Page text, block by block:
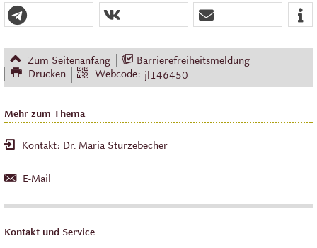
Zum Seitenanfang
Barrierefreiheitsmeldung
Drucken
Webcode: jl146450
Mehr zum Thema
Kontakt: Dr. Maria Stürzebecher
E-Mail
Kontakt und Service